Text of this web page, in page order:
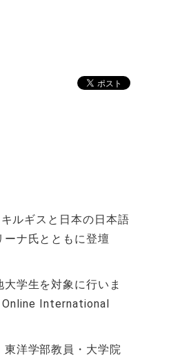
ルギスと日本の日本語
ナ氏とともに登壇
学生を対象に行いま
International
洋学部教員・大学院